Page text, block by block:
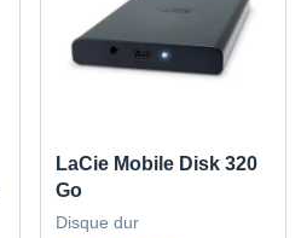
LaCie Mobile Disk 320
Go
Disque dur